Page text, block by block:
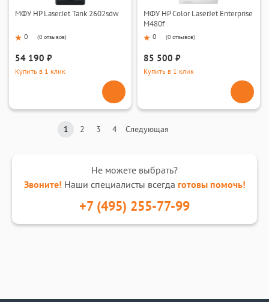
МФУ HP LaserJet Tank 2602sdw
0 (0 отзывов)
54 190 ₽
Купить в 1 клик
МФУ HP Color LaserJet Enterprise
M480f
0 (0 отзывов)
85 500 ₽
Купить в 1 клик
1 2 3 4 Следующая
Не можете выбрать?
Звоните! Наши специалисты всегда готовы помочь!
+7 (495) 255-77-99